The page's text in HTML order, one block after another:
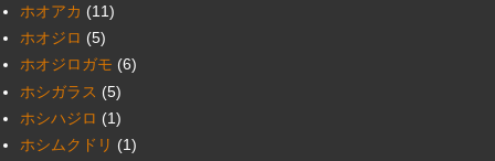
ホオアカ (11)
ホオジロ (5)
ホオジロガモ (6)
ホシガラス (5)
ホシハジロ (1)
ホシムクドリ (1)